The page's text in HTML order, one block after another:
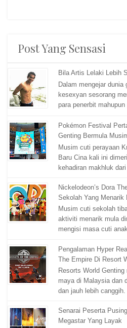
Post Yang Sensasi
Bila Artis Lelaki Lebih
Dalam mengejar
kesexyan sesorang
para penerbit mahupun
Pokémon Festival
Genting Bermula
Musim cuti perayaan
Baru Cina kali ini
kehadiran makhluk
Nickelodeon’s Dora
Sekolah Yang Menarik
Musim cuti sekolah
aktiviti menarik mula
mengisi masa cuti
Pengalaman Hyper
The Empire Di Resort
Resorts World
maya di Malaysia dan
dan jauh lebih
Senarai Peserta
Megastar Yang Layak